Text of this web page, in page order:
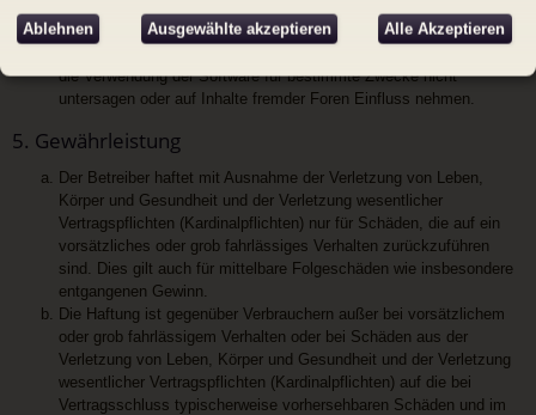
Verfügung gestellt. Beide haben keinen Einfluss auf die Art und
die Verwendung der Software für bestimmte Zwecke nicht
untersagen oder auf Inhalte fremder Foren Einfluss nehmen.
5. Gewährleistung
Der Betreiber haftet mit Ausnahme der Verletzung von Leben,
Körper und Gesundheit und der Verletzung wesentlicher
Vertragspflichten (Kardinalpflichten) nur für Schäden, die auf ein
vorsätzliches oder grob fahrlässiges Verhalten zurückzuführen
sind. Dies gilt auch für mittelbare Folgeschäden wie insbesondere
entgangenen Gewinn.
Die Haftung ist gegenüber Verbrauchern außer bei vorsätzlichem
oder grob fahrlässigem Verhalten oder bei Schäden aus der
Verletzung von Leben, Körper und Gesundheit und der Verletzung
wesentlicher Vertragspflichten (Kardinalpflichten) auf die bei
Vertragsschluss typischerweise vorhersehbaren Schäden und im
Ablehnen Ausgewählte akzeptieren Alle Akzeptieren